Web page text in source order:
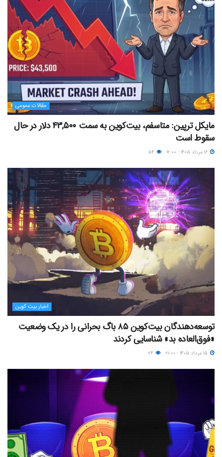
مقالات عمومی
مایکل ترپین: متاسفم، بیت‌کوین به سمت ۴۳,۵۰۰ دلار در حال
سقوط است
اخبار بیت کوین
توسعه‌دهندگان بیت‌کوین ۸۵ باگ بحرانی را در یک وضعیت
«فوق‌العاده بد» شناسایی کردند